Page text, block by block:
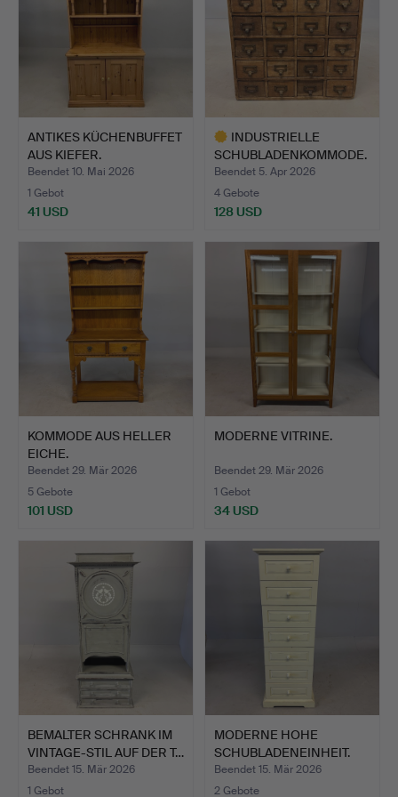
ANTIKES KÜCHENBUFFET
AUS KIEFER.
Beendet 10. Mai 2026
1 Gebot
41 USD
INDUSTRIELLE
SCHUBLADENKOMMODE.
Beendet 5. Apr 2026
4 Gebote
128 USD
KOMMODE AUS HELLER
EICHE.
Beendet 29. Mär 2026
5 Gebote
101 USD
MODERNE VITRINE.
Beendet 29. Mär 2026
1 Gebot
34 USD
BEMALTER SCHRANK IM
VINTAGE-STIL AUF DER T…
Beendet 15. Mär 2026
1 Gebot
MODERNE HOHE
SCHUBLADENEINHEIT.
Beendet 15. Mär 2026
2 Gebote